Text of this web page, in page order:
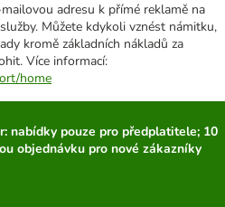
adresu k přímé reklamě na
Můžete kdykoli vznést námitku,
kromě základních nákladů za
Více informací:
home
nabídky pouze pro předplatitele; 10
objednávku pro nové zákazníky